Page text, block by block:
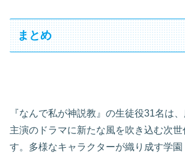
まとめ
『なんで私が神説教』の生徒役31名は
主演のドラマに新たな風を吹き込む次
す。多様なキャラクターが織り成す学園